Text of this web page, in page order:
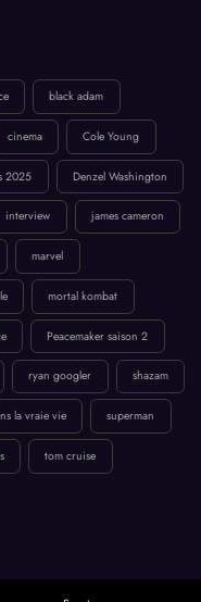
black adam
cinema Cole Young
2025 Denzel Washington
interview james cameron
marvel
mortal kombat
Peacemaker saison 2
ryan googler shazam
la vraie vie superman
tom cruise